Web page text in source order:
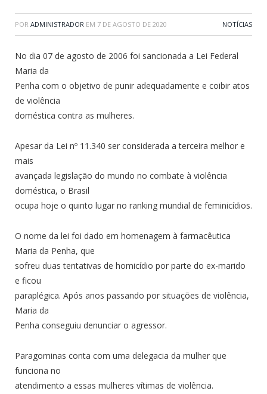
POR ADMINISTRADOR EM 7 DE AGOSTO DE 2020 NOTÍCIAS
No dia 07 de agosto de 2006 foi sancionada a Lei Federal
Maria da
Penha com o objetivo de punir adequadamente e coibir atos
de violência
doméstica contra as mulheres.
Apesar da Lei nº 11.340 ser considerada a terceira melhor e
mais
avançada legislação do mundo no combate à violência
doméstica, o Brasil
ocupa hoje o quinto lugar no ranking mundial de feminicídios.
O nome da lei foi dado em homenagem à farmacêutica
Maria da Penha, que
sofreu duas tentativas de homicídio por parte do ex-marido
e ficou
paraplégica. Após anos passando por situações de violência,
Maria da
Penha conseguiu denunciar o agressor.
Paragominas conta com uma delegacia da mulher que
funciona no
atendimento a essas mulheres vítimas de violência.